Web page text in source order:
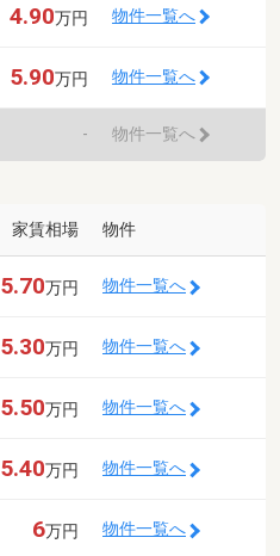
4.90万円 物件一覧へ
5.90万円 物件一覧へ
- 物件一覧へ
家賃相場 物件
5.70万円 物件一覧へ
5.30万円 物件一覧へ
5.50万円 物件一覧へ
5.40万円 物件一覧へ
6万円 物件一覧へ